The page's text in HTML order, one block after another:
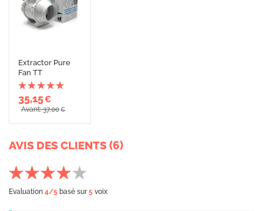
Extractor Pure
Fan TT
35,15€
Avant: 37,00€
AVIS DES CLIENTS (6)
Evaluation 4/5 basé sur5 voix